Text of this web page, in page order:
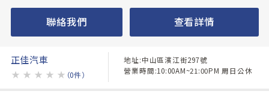
聯絡我們 查看詳情
正佳汽車
★ ★ ★ ★ ★ （0件）
地址:中山區濱江街297號
營業時間:10:00AM~21:00PM 周日公休